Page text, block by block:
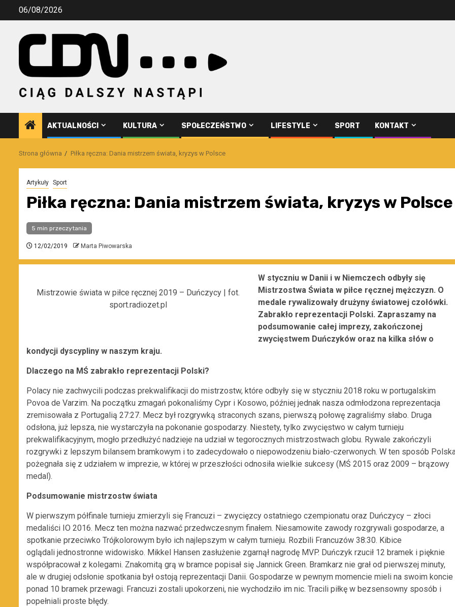
Przejdź06/08/2026
AKTUALNOŚCI KULTURA SPOŁECZEŃSTWO LIFESTYLE SPORT KONTAKT
Strona główna Piłka ręczna: Dania mistrzem świata, kryzys w Polsce
Artykuły Sport
Piłka ręczna: Dania mistrzem świata, kryzys w Polsce
5 min przeczytania
12/02/2019 Marta Piwowarska
Mistrzowie świata w piłce ręcznej 2019 – Duńczycy | fot.
sport.radiozet.pl
W styczniu w Danii i w Niemczech odbyły się
Mistrzostwa Świata w piłce ręcznej mężczyzn. O
medale rywalizowały drużyny światowej czołówki.
Zabrakło reprezentacji Polski. Zapraszamy na
podsumowanie całej imprezy, zakończonej
zwycięstwem Duńczyków oraz na kilka słów o
kondycji dyscypliny w naszym kraju.
Dlaczego na MŚ zabrakło reprezentacji Polski?
Polacy nie zachwycili podczas prekwalifikacji do mistrzostw, które odbyły się w styczniu 2018 roku w portugalskim
Povoa de Varzim. Na początku zmagań pokonaliśmy Cypr i Kosowo, później jednak nasza odmłodzona reprezentacja
zremisowała z Portugalią 27:27. Mecz był rozgrywką straconych szans, pierwszą połowę zagraliśmy słabo. Druga
odsłona, już lepsza, nie wystarczyła na pokonanie gospodarzy. Niestety, tylko zwycięstwo w całym turnieju
prekwalifikacyjnym, mogło przedłużyć nadzieje na udział w tegorocznych mistrzostwach globu. Rywale zakończyli
rozgrywki z lepszym bilansem bramkowym i to zadecydowało o niepowodzeniu biało-czerwonych. W ten sposób
pożegnała się z udziałem w imprezie, w której w przeszłości odnosiła wielkie sukcesy (MŚ 2015 oraz 2009 – brązowy
medal).
Podsumowanie mistrzostw świata
W pierwszym półfinale turnieju zmierzyli się Francuzi – zwycięzcy ostatniego czempionatu oraz Duńczycy – złoci
medaliści IO 2016. Mecz ten można nazwać przedwczesnym finałem. Niesamowite zawody rozgrywali gospodarze, a
spotkanie przeciwko Trójkolorowym było ich najlepszym w całym turnieju. Rozbili Francuzów 38:30. Kibice
oglądali jednostronne widowisko. Mikkel Hansen zasłużenie zgarnął nagrodę MVP. Duńczyk rzucił 12 bramek i pięknie
współpracował z kolegami. Znakomitą grą w bramce popisał się Jannick Green. Bramkarz nie grał od pierwszej minuty,
ale w drugiej odsłonie spotkania był ostoją reprezentacji Danii. Gospodarze w pewnym momencie mieli na swoim koncie
ponad 10 bramek przewagi. Francuzi zostali upokorzeni, nie wychodziło im nic. Tracili piłkę w bezsensowny sposób i
popełniali proste błędy.